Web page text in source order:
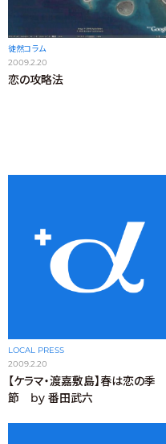
徒然コラム
2009.2.20
恋の攻略法
LOCAL PRESS
2009.2.20
【ケラマ・渡嘉敷島】春は恋の季
節 by 番田武六